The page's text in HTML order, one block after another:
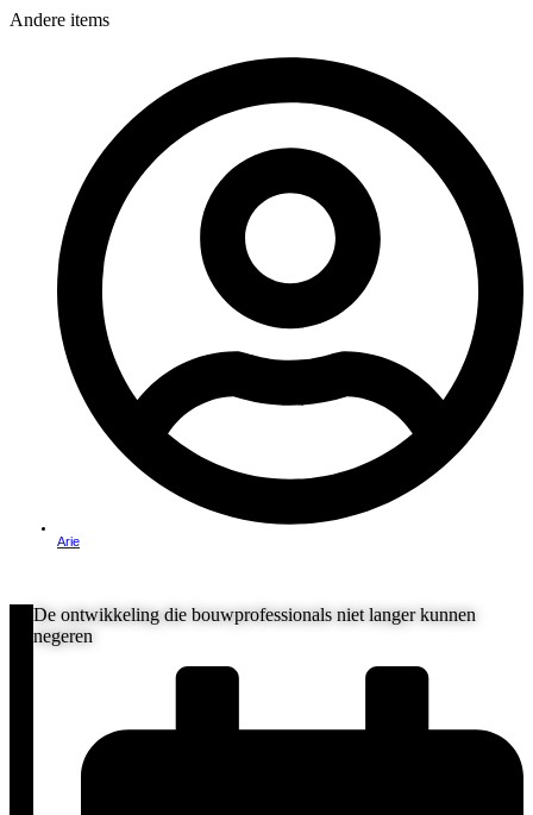
Andere items
Arie
De ontwikkeling die bouwprofessionals niet langer kunnen
negeren